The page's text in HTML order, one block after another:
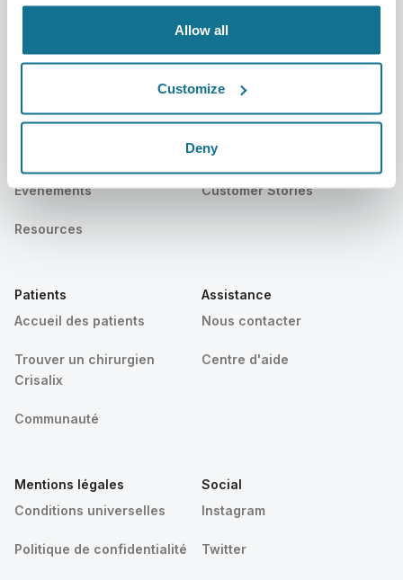
Allow all
Customize
Deny
L’entreprise
Actualités
Événements
Resources
Chirurgiens
Accueil des chirurgiens
Forfaits chirurgien
Avis des patients
Customer Stories
Patients
Accueil des patients
Trouver un chirurgien
Crisalix
Communauté
Assistance
Nous contacter
Centre d'aide
Mentions légales
Conditions universelles
Politique de confidentialité
Social
Instagram
Twitter